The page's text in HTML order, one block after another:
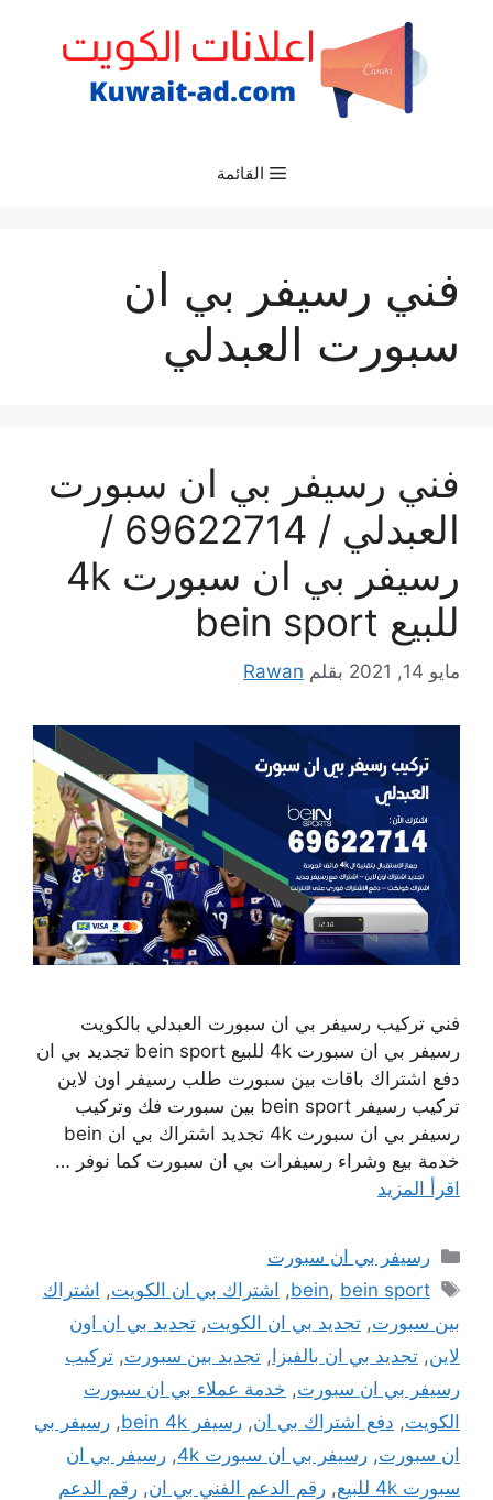
القائمة
فني رسيفر بي ان
سبورت العبدلي
فني رسيفر بي ان سبورت
العبدلي / 69622714 /
رسيفر بي ان سبورت 4k
للبيع bein sport
مايو 14, 2021 بقلم Rawan
فني تركيب رسيفر بي ان سبورت العبدلي بالكويت
رسيفر بي ان سبورت 4k للبيع bein sport تجديد بي ان
دفع اشتراك باقات بين سبورت طلب رسيفر اون لاين
تركيب رسيفر bein sport بين سبورت فك وتركيب
رسيفر بي ان سبورت 4k تجديد اشتراك بي ان bein
خدمة بيع وشراء رسيفرات بي ان سبورت كما نوفر …
اقرأ المزيد
التصنيفات
رسيفر بي ان سبورت
الوسوم
bein, bein sport
, اشتراك بي ان الكويت, اشتراك
بين سبورت, تجديد بي ان الكويت, تجديد بي ان اون
لاين, تجديد بي ان بالفيزا, تجديد بين سبورت, تركيب
رسيفر بي ان سبورت, خدمة عملاء بي ان سبورت
الكويت, دفع اشتراك بي ان, رسيفر bein 4k , رسيفر بي
ان سبورت, رسيفر بي ان سبورت 4k , رسيفر بي ان
سبورت 4k للبيع
, رقم الدعم الفني بي ان, رقم الدعم